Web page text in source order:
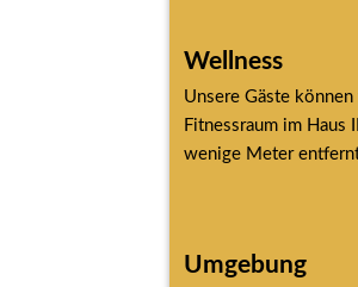
Wellness
Unsere Gäste
Fitnessraum im Haus
wenige Meter
Umgebung